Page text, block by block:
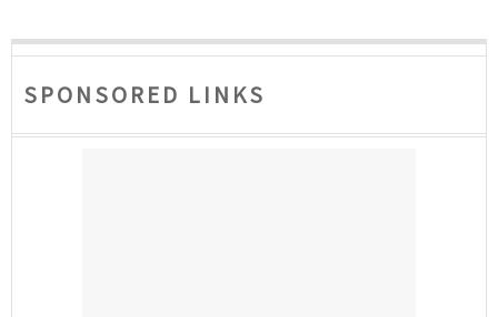
SPONSORED LINKS